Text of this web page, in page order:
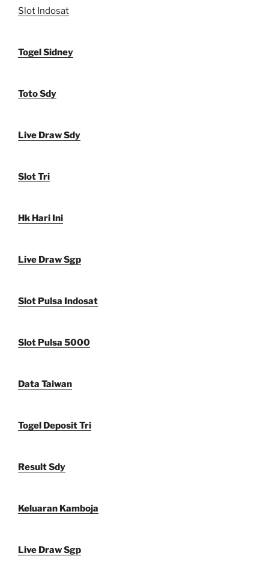
Slot Indosat
Togel Sidney
Toto Sdy
Live Draw Sdy
Slot Tri
Hk Hari Ini
Live Draw Sgp
Slot Pulsa Indosat
Slot Pulsa 5000
Data Taiwan
Togel Deposit Tri
Result Sdy
Keluaran Kamboja
Live Draw Sgp